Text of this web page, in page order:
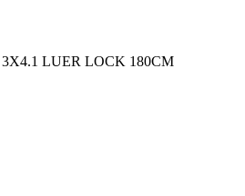
LUER LOCK 180CM